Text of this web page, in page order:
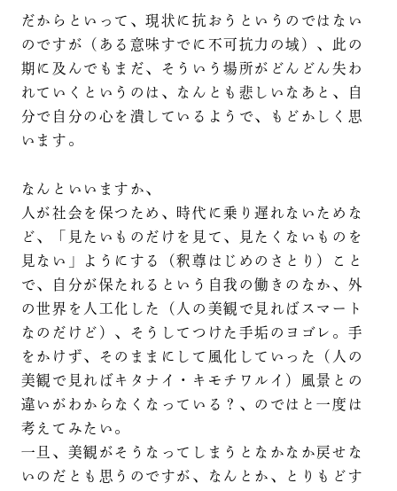
だからといって、現状に抗おうというのではない
のですが（ある意味すでに不可抗力の域）、此の
期に及んでもまだ、そういう場所がどんどん失わ
れていくというのは、なんとも悲しいなあと、自
分で自分の心を潰しているようで、もどかしく思
います。
なんといいますか、
人が社会を保つため、時代に乗り遅れないためな
ど、「見たいものだけを見て、見たくないものを
見ない」ようにする（釈尊はじめのさとり）こと
で、自分が保たれるという自我の働きのなか、外
の世界を人工化した（人の美観で見ればスマート
なのだけど）、そうしてつけた手垢のヨゴレ。手
をかけず、そのままにして風化していった（人の
美観で見ればキタナイ・キモチワルイ）風景との
違いがわからなくなっている？、のではと一度は
考えてみたい。
一旦、美観がそうなってしまうとなかなか戻せな
いのだとも思うのですが、なんとか、とりもどす